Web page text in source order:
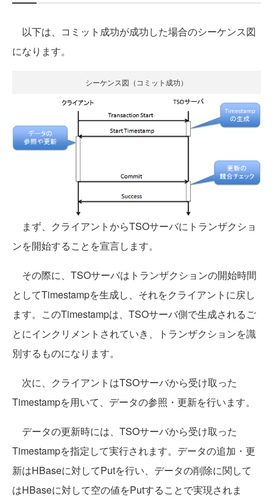
以下は、コミット成功が成功した場合のシーケンス図
になります。
シーケンス図（コミット成功）
まず、クライアントからTSOサーバにトランザクショ
ンを開始することを宣言します。
その際に、TSOサーバはトランザクションの開始時間
としてTimestampを生成し、それをクライアントに戻し
ます。このTimestampは、TSOサーバ側で生成されるご
とにインクリメントされていき、トランザクションを識
別するものになります。
次に、クライアントはTSOサーバから受け取った
Timestampを用いて、データの参照・更新を行います。
データの更新時には、TSOサーバから受け取った
Timestampを指定して実行されます。データの追加・更
新はHBaseに対してPutを行い、データの削除に関して
はHBaseに対して空の値をPutすることで実現されま